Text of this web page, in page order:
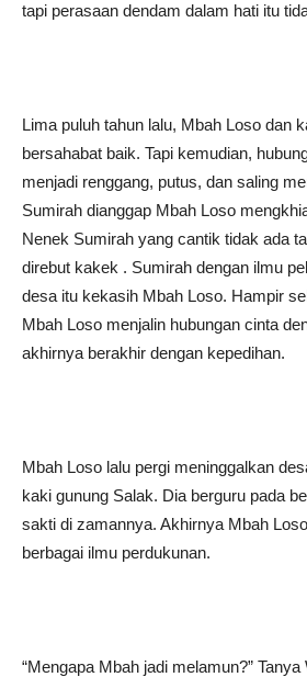
tapi perasaan dendam dalam hati itu
Lima puluh tahun lalu, Mbah Loso dan
bersahabat baik. Tapi kemudian,
menjadi renggang, putus, dan saling
Sumirah dianggap Mbah Loso
Nenek Sumirah yang cantik tidak ada
direbut kakek . Sumirah dengan ilmu
desa itu kekasih Mbah Loso. Hampir
Mbah Loso menjalin hubungan cinta
akhirnya berakhir dengan kepedihan.
Mbah Loso lalu pergi meninggalkan
kaki gunung Salak. Dia berguru pada
sakti di zamannya. Akhirnya Mbah
berbagai ilmu perdukunan.
“Mengapa Mbah jadi melamun?”